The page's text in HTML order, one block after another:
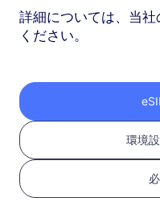
USD 3.80
USD 9.10
アジア（10以上の
5 GB
30 日
詳細については、当社
ください。
環境